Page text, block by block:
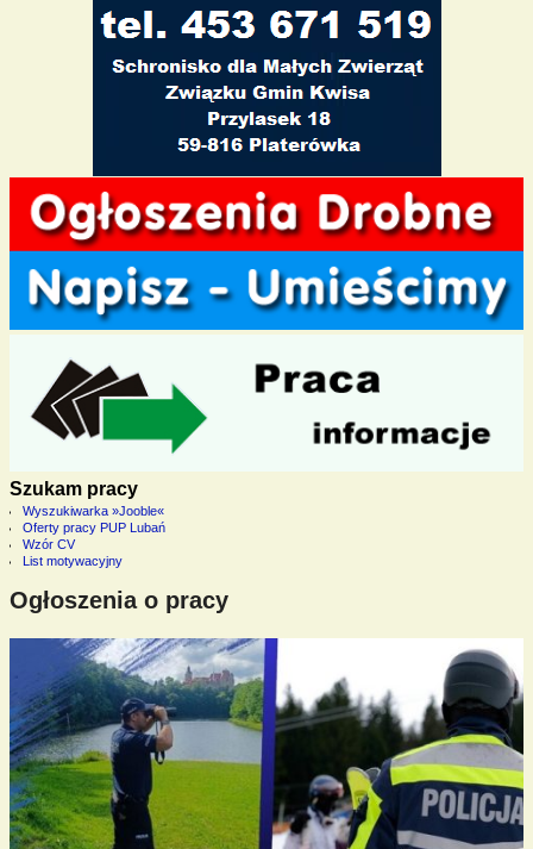
Szukam pracy
Wyszukiwarka »Jooble«
Oferty pracy PUP Lubań
Wzór CV
List motywacyjny
Ogłoszenia o pracy